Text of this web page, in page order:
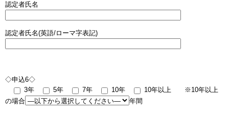
認定者氏名
認定者氏名(英語/ローマ字表記)
◇申込6◇
3年
5年 7年 10年 10年以上 ※10年以上
の場合
年間